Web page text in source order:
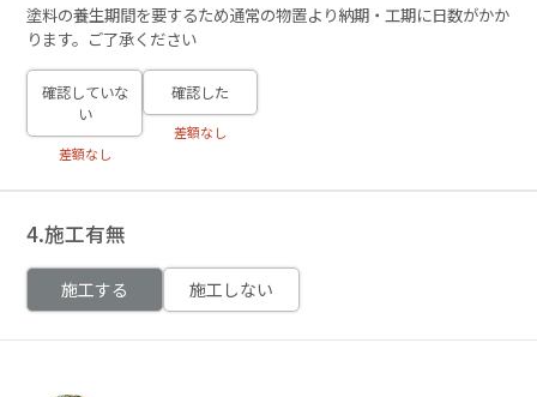
塗料の養生期間を要するため通常の物置より納期・工期に日数がかか
ります。ご了承ください
確認していな
い
差額なし
確認した
差額なし
4.施工有無
施工する 施工しない